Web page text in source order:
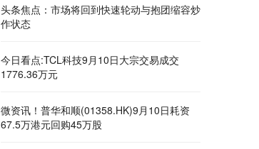
头条焦点：市场将回到快速轮动与抱团缩容炒
作状态
今日看点:TCL科技9月10日大宗交易成交
1776.36万元
微资讯！普华和顺(01358.HK)9月10日耗资
67.5万港元回购45万股